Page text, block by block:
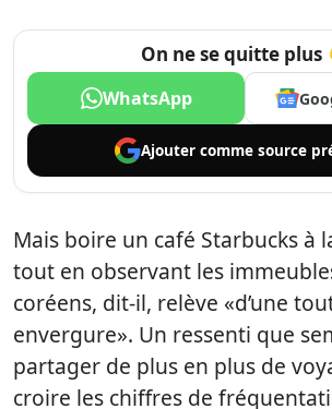
On ne se quitte plus
WhatsApp
Ajouter comme source
Mais boire un café Starbucks à
tout en observant les
coréens, dit-il, relève «d’une
envergure». Un ressenti que
partager de plus en plus de
croire les chiffres de